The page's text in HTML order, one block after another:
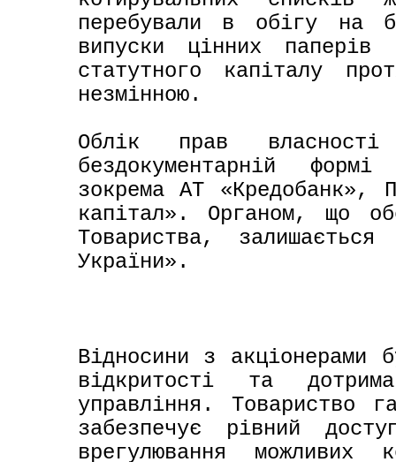
перебували в обігу на
випуски цінних
статутного капіталу
незмінною.
Облік прав
бездокументарній
зокрема АТ «Кредобанк»,
капітал». Органом, що
Товариства,
України».
Відносини з акціонерами
відкритості та
управління. Товариство
забезпечує рівний
врегулювання можливих